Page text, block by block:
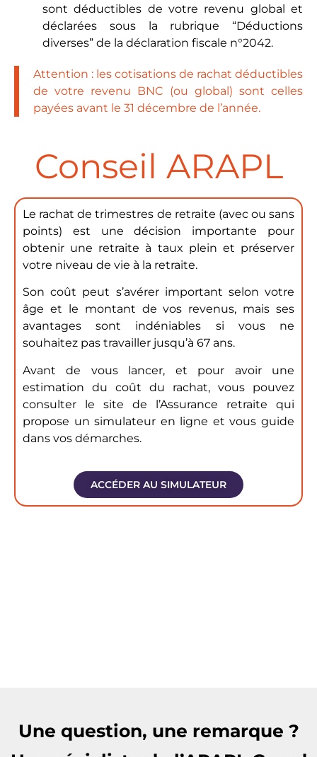
sont déductibles de votre revenu global et
déclarées sous la rubrique “Déductions
diverses” de la déclaration fiscale n°2042.
Attention : les cotisations de rachat déductibles
de votre revenu BNC (ou global) sont celles
payées avant le 31 décembre de l’année.
Conseil ARAPL​
Le rachat de trimestres de retraite (avec ou sans
points) est une décision importante pour
obtenir une retraite à taux plein et préserver
votre niveau de vie à la retraite.
Son coût peut s’avérer important selon votre
âge et le montant de vos revenus, mais ses
avantages sont indéniables si vous ne
souhaitez pas travailler jusqu’à 67 ans.
Avant de vous lancer, et pour avoir une
estimation du coût du rachat, vous pouvez
consulter le site de l’Assurance retraite qui
propose unsimulateur en ligne et vous guide
dans vos démarches.
ACCÉDER AU SIMULATEUR
Une question, une remarque ?